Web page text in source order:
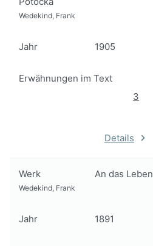
Wedekind, Frank
Jahr 1905
Erwähnungen im Text
3
Details
Werk An das Leben
Wedekind, Frank
Jahr 1891